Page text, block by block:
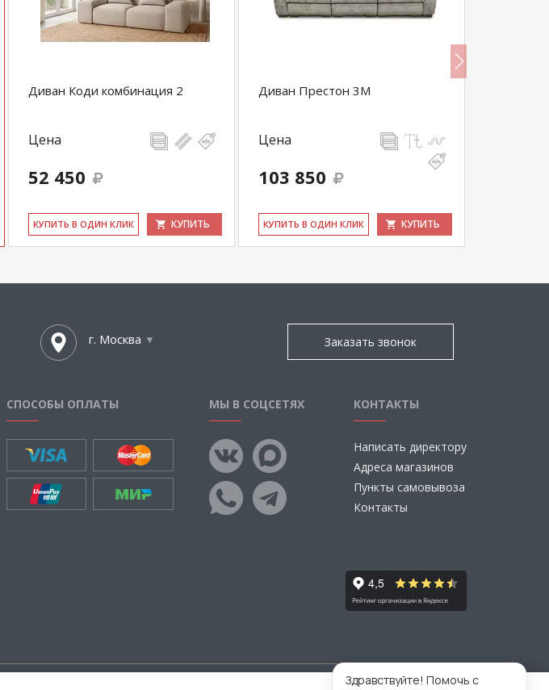
Диван Коди комбинация 2
Цена
52 450
КУ­ПИТЬ В ОДИН КЛИК КУПИТЬ
Диван Престон 3М
Цена
103 850
КУ­ПИТЬ В ОДИН КЛИК КУПИТЬ
г. Москва Заказать звонок
СПОСОБЫ ОПЛАТЫ МЫ В СОЦСЕТЯХ КОНТАКТЫ
Написать директору
Адреса магазинов
Пункты самовывоза
Контакты
Здравствуйте! Помочь с